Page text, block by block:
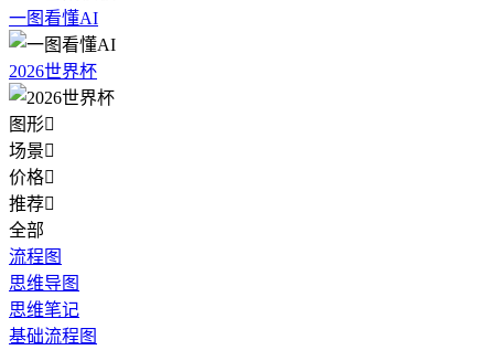
一图看懂AI
2026世界杯
图形
场景
价格
推荐
全部
流程图
思维导图
思维笔记
基础流程图